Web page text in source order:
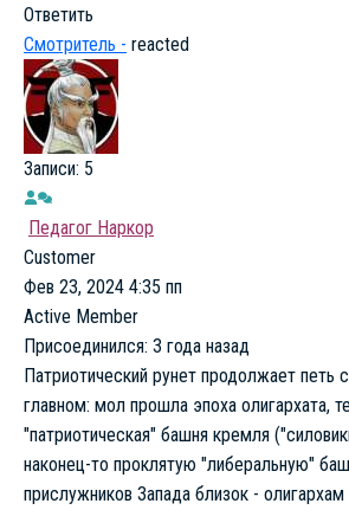
Ответить
Смотритель - reacted
Записи: 5
Педагог Наркор
Customer
Фев 23, 2024 4:35 пп
Active Member
Присоединился: 3 года назад
Патриотический рунет продолжает петь
главном: мол прошла эпоха олигархата,
"патриотическая" башня кремля
наконец-то проклятую "либеральную"
прислужников Запада близок - олигархам